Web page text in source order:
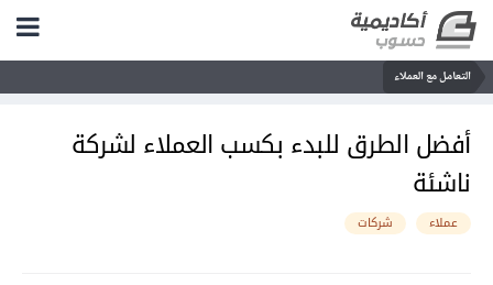
التعامل مع العملاء
أفضل الطرق للبدء بكسب العملاء لشركة
ناشئة
عملاء شركات